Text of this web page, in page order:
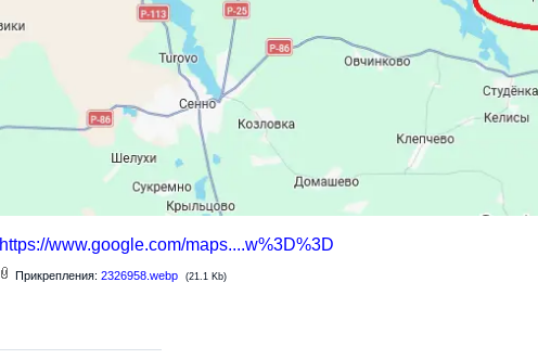
https://www.google.com/maps....w%3D%3D
Прикрепления: 2326958.webp (21.1 Kb)